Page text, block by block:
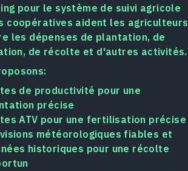
pour le système de suivi agricole
coopératives aident les agriculteurs
les dépenses de plantation, de
de récolte et d'autres activités.
de productivité pour une
précise
ATV pour une fertilisation précise
météorologiques fiables et
historiques pour une récolte